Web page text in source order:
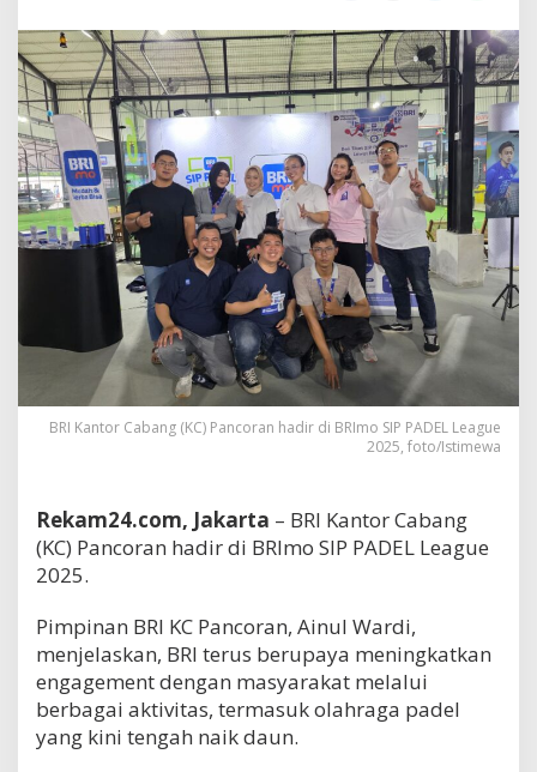
BRI Kantor Cabang (KC) Pancoran hadir di BRImo SIP PADEL League
2025, foto/Istimewa
Rekam24.com, Jakarta – BRI Kantor Cabang
(KC) Pancoran hadir di BRImo SIP PADEL League
2025.
Pimpinan BRI KC Pancoran, Ainul Wardi,
menjelaskan, BRI terus berupaya meningkatkan
engagement dengan masyarakat melalui
berbagai aktivitas, termasuk olahraga padel
yang kini tengah naik daun.